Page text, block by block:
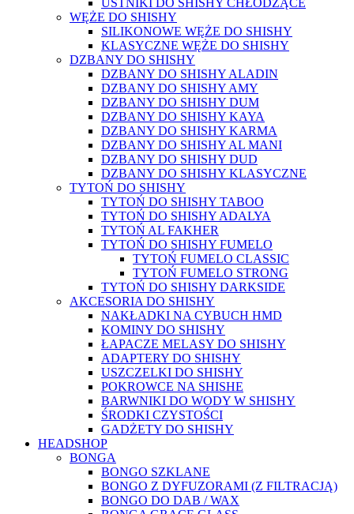
USTNIKI DO SHISHY CHŁODZĄCE
WĘŻE DO SHISHY
SILIKONOWE WĘŻE DO SHISHY
KLASYCZNE WĘŻE DO SHISHY
DZBANY DO SHISHY
DZBANY DO SHISHY ALADIN
DZBANY DO SHISHY AMY
DZBANY DO SHISHY DUM
DZBANY DO SHISHY KAYA
DZBANY DO SHISHY KARMA
DZBANY DO SHISHY AL MANI
DZBANY DO SHISHY DUD
DZBANY DO SHISHY KLASYCZNE
TYTOŃ DO SHISHY
TYTOŃ DO SHISHY TABOO
TYTOŃ DO SHISHY ADALYA
TYTOŃ AL FAKHER
TYTOŃ DO SHISHY FUMELO
TYTOŃ FUMELO CLASSIC
TYTOŃ FUMELO STRONG
TYTOŃ DO SHISHY DARKSIDE
AKCESORIA DO SHISHY
NAKŁADKI NA CYBUCH HMD
KOMINY DO SHISHY
ŁAPACZE MELASY DO SHISHY
ADAPTERY DO SHISHY
USZCZELKI DO SHISHY
POKROWCE NA SHISHE
BARWNIKI DO WODY W SHISHY
ŚRODKI CZYSTOŚCI
GADŻETY DO SHISHY
HEADSHOP
BONGA
BONGO SZKLANE
BONGO Z DYFUZORAMI (Z FILTRACJĄ)
BONGO DO DAB / WAX